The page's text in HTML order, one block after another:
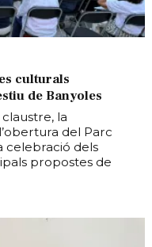
culturals
de Banyoles
la
del Parc
celebració dels
propostes de